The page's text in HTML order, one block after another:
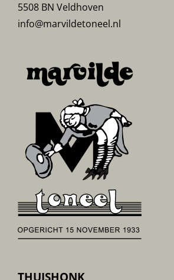
5508 BN Veldhoven
info@marvildetoneel.nl